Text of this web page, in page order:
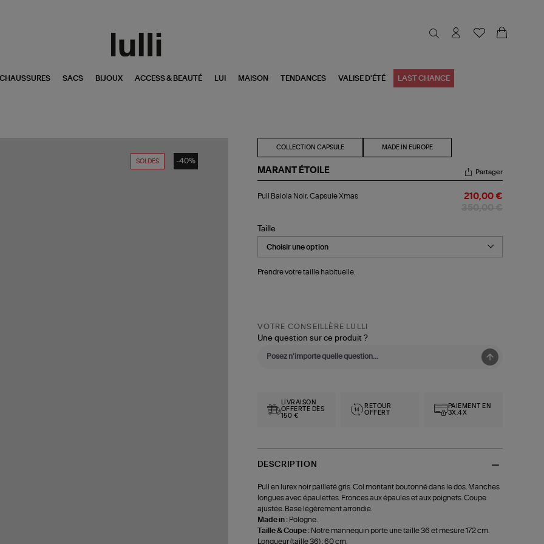
CHAUSSURES SACS BIJOUX ACCESS & BEAUTÉ LUI MAISON TENDANCES VALISE D'ÉTÉ LAST CHANCE
SOLDES -40%
COLLECTION CAPSULE MADE IN EUROPE
MARANT ÉTOILE
Baiola
Xmas
Partager
Pull Baiola Noir, Capsule Xmas 210,00 €
Taille
Prendre votre taille habituelle.
VOTRE CONSEILLÈRE LULLI
Une question sur ce produit ?
LIVRAISON
OFFERTE DÈS
150 €
RETOUR
OFFERT
PAIEMENT EN
3X,4X
DESCRIPTION
Pull en lurex noir pailleté gris. Col montant boutonné dans le dos. Manches
longues avec épaulettes. Fronces aux épaules et aux poignets. Coupe
ajustée. Base légèrement arrondie.
Made in : Pologne.
Taille & Coupe : Notre mannequin porte une taille 36 et mesure 172 cm.
Longueur (taille 36) : 60 cm.